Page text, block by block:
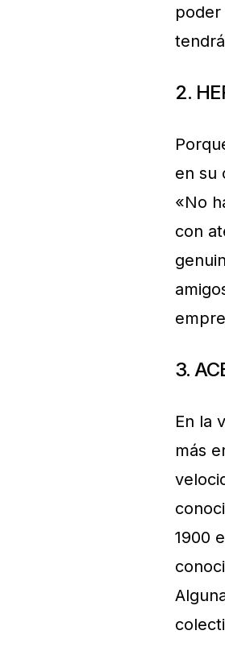
poder
2.
en su
«No
con
3.
En la
más
1900